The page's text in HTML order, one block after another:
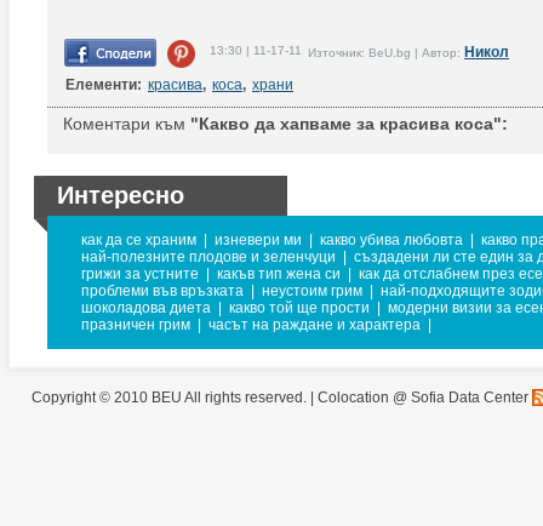
13:30 | 11-17-11 Източник: BeU.bg | Автор: Никол
Елементи: красива, коса, храни
Коментари към "Какво да хапваме за красива коса":
Интересно
как да се храним изневери ми какво убива любовта
какво
най-полезните плодове и зеленчуци
създадени ли сте един за
грижи за устните
какъв тип жена си
как да отслабнем през
проблеми във връзката
неустоим грим
най-подходящите
шоколадова диета
какво той ще прости
модерни визии за
празничен грим
часът на раждане и характера
Copyright © 2010 BEU All rights reserved. | Colocation @ Sofia Data Center